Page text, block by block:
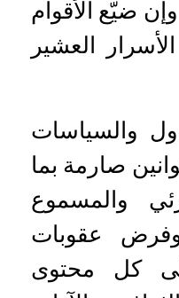
العشير
والسياسات
صارمة بما
والمسموع
عقوبات
كل محتوى